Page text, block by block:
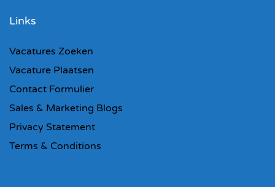
Links
Vacatures Zoeken
Vacature Plaatsen
Contact Formulier
Sales & Marketing Blogs
Privacy Statement
Terms & Conditions